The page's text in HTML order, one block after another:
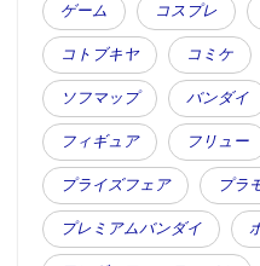
ゲーム コスプレ
コトブキヤ コミケ
ソフマップ バンダイ
フィギュア フリュー
プライズフェア プラ
プレミアムバンダイ